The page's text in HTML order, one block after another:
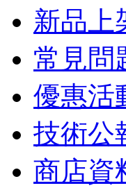
新品上
常見問
優惠活
技術公
商店資